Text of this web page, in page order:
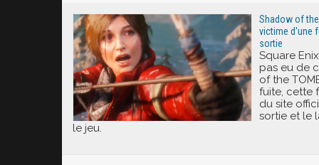
Shadow of the
victime d'une
sortie
Square
pas eu de
of the
fuite, cette
du site
sortie et le
le jeu.